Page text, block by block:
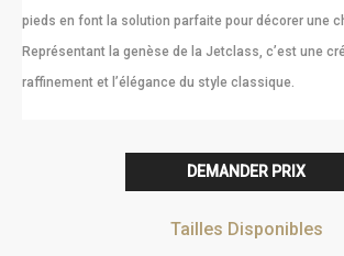
pieds en font la solution parfaite pour décorer une
Représentant la genèse de la Jetclass, c’est une
raffinement et l’élégance du style classique.
DEMANDER PRIX
Tailles Disponibles